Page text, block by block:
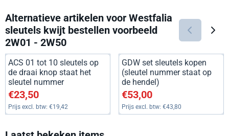
Alternatieve artikelen voor Westfalia
sleutels kwijt bestellen voorbeeld
2W01 - 2W50
ACS 01 tot 10 sleutels op
de draai knop staat het
sleutel nummer
Prijs: 23,50, exclusief btw: 19,42
€23,50
Prijs excl. btw: €19,42
GDW set sleutels kopen
(sleutel nummer staat op
de hendel)
Prijs: 53,00, exclusief btw:
€53,00
Prijs excl. btw: €43,80